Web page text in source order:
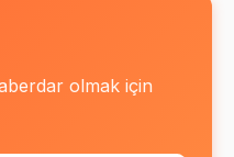
olmak için